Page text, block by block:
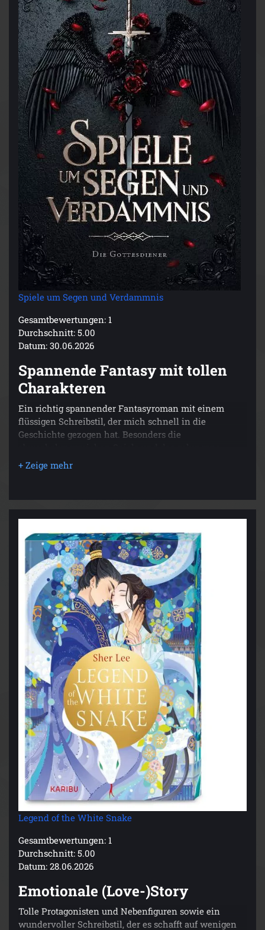
Spiele um Segen und Verdammnis
Gesamtbewertungen: 1
Durchschnitt: 5.00
Datum: 30.06.2026
Spannende Fantasy mit tollen
Charakteren
Ein richtig spannender Fantasyroman mit einem
flüssigen Schreibstil, der mich schnell in die
Geschichte gezogen hat. Besonders die
Worldbuilding haben mir sehr gefallen.
ihrer Vergangenheit als Assassinin eine tolle
Entwicklung durchmacht. Auch die Nebencharaktere
Geschichten und Geheimnisse, was die Handlung
zusätzlich spannend macht.
Fazit: Ein fesselndes Buch mit tollen Charakteren,
einer spannenden Handlung und einer
faszinierenden Welt – absolute Leseempfehlung!
Legend of the White Snake
Gesamtbewertungen: 1
Durchschnitt: 5.00
Datum: 28.06.2026
Emotionale (Love-)Story
Tolle Protagonisten und Nebenfiguren sowie ein
wundervoller Schreibstil, der es schafft auf wenigen